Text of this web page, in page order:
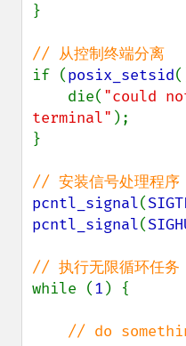
}
if (posix_setsid
    die(
"could
terminal" );
}
pcntl_signal(
pcntl_signal(
while (1 ) {
// do